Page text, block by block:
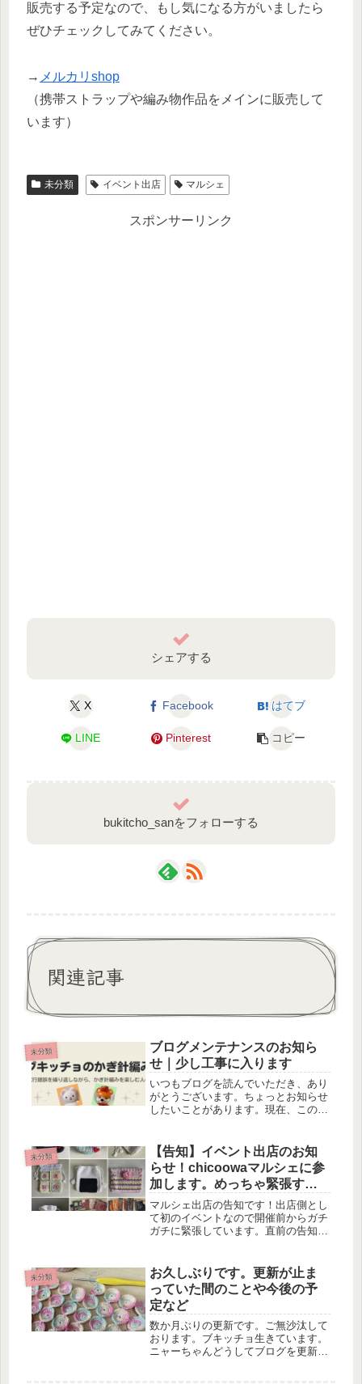
販売する予定なので、もし気になる方がいましたら
ぜひチェックしてみてください。
→ メルカリshop
（携帯ストラップや編み物作品をメインに販売して
います）
未分類 イベント出店 マルシェ
スポンサーリンク
シェアする
X Facebook はてブ
LINE Pinterest コピー
bukitcho_sanをフォローする
関連記事
未分類
ブログメンテナンスのお知ら
せ｜少し工事に入ります
いつもブログを読んでいただき、あり
がとうございます。ちょっとお知らせ
したいことがあります。現在、このブ
め、新しいテンプレートへの切り替え
作業を進めることになりました...
未分類
【告知】イベント出店のお知
らせ！chicoowaマルシェに参
加します。めっちゃ緊張す
る…！販売予定の作品の紹介
など
マルシェ出店の告知です！出店側とし
て初のイベントなので開催前からガチ
ガチに緊張しています。直前の告知に
未分類
お久しぶりです。更新が止ま
っていた間のことや今後の予
定など
数か月ぶりの更新です。ご無沙汰して
おります。ブキッチョ生きています。
ニャーちゃんどうしてブログを更新し